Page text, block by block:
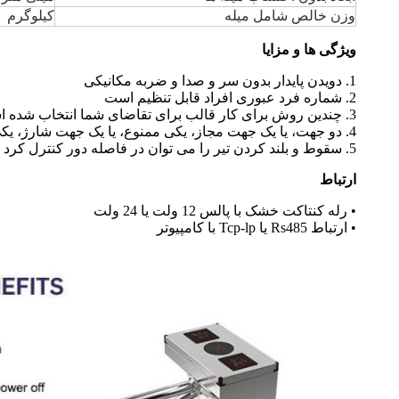
وزن خالص شامل میله
کیلوگرم
ویژگی ها و مزایا
1. دویدن پایدار بدون سر و صدا و ضربه مکانیکی
2. شماره فرد عبوری افراد قابل تنظیم است
3. چندین روش برای کار قالب برای تقاضای شما انتخاب شده است
4. دو جهت، یا یک جهت مجاز، یکی ممنوع، یا یک جهت شارژ، یکی رایگان، و تمام قالب های کاری که توسط دکمه های موجود در برد کنترل اصلی تنظیم شده است.
5. سقوط و بلند کردن تیر را می توان در فاصله دور کنترل کرد تا نیازهای ویژه کاربران و درخواست حفاظت از آتش را برآورده کند.
ارتباط
• رله کنتاکت خشک با پالس 12 ولت یا 24 ولت
• ارتباط Rs485 یا Tcp-lp با کامپیوتر